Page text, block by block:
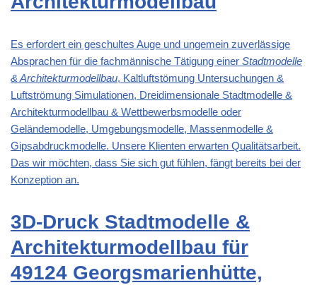
Es erfordert ein geschultes Auge und ungemein zuverlässige
Absprachen für die fachmännische Tätigung einer Stadtmodelle
& Architekturmodellbau, Kaltluftstömung Untersuchungen &
Luftströmung Simulationen, Dreidimensionale Stadtmodelle &
Architekturmodellbau & Wettbewerbsmodelle oder
Geländemodelle, Umgebungsmodelle, Massenmodelle &
Gipsabdruckmodelle. Unsere Klienten erwarten Qualitätsarbeit.
Das wir möchten, dass Sie sich gut fühlen, fängt bereits bei der
Konzeption an.
3D-Druck Stadtmodelle &
Architekturmodellbau für
49124 Georgsmarienhütte,